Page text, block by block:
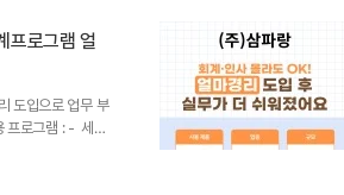
조업 기반 패션
업 기반 패션 ..
프로그램 얼
도입으로 업무 부
프로그램 : - ​ 세무
1월에 개업한